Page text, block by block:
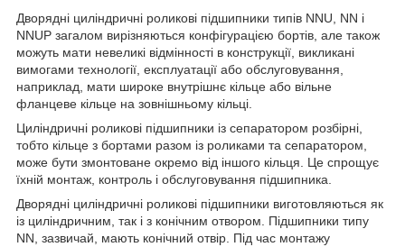
Дворядні циліндричні роликові підшипники типів NNU, NN і
NNUP загалом вирізняються конфігурацією бортів, але також
можуть мати невеликі відмінності в конструкції, викликані
вимогами технології, експлуатації або обслуговування,
наприклад, мати широке внутрішнє кільце або вільне
фланцеве кільце на зовнішньому кільці.
Циліндричні роликові підшипники із сепаратором розбірні,
тобто кільце з бортами разом із роликами та сепаратором,
може бути змонтоване окремо від іншого кільця. Це спрощує
їхній монтаж, контроль і обслуговування підшипника.
Дворядні циліндричні роликові підшипники виготовляються як
із циліндричним, так і з конічним отвором. Підшипники типу
NN, зазвичай, мають конічний отвір. Під час монтажу